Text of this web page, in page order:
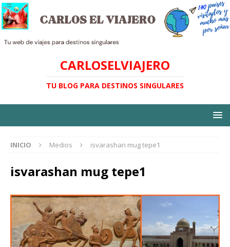
CARLOSELVIAJERO
TU BLOG PARA DESTINOS SINGULARES
INICIO Medios isvarashan mug tepe1
isvarashan mug tepe1